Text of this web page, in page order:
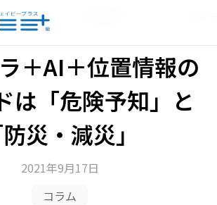
IoTカメラ＋AI＋位置情報のトレンドは「危険
＋AI＋位置情報の
は「危険予知」と
防災・減災」
2021年9月17日
コラム